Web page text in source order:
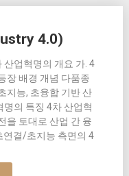
4.0)
산업혁명의 개요 가. 4
장 배경 개념 다품종
지능, 초융합 기반 산
명의 특징 4차 산업혁
을 토대로 산업 간 융
연결/초지능 측면의 4